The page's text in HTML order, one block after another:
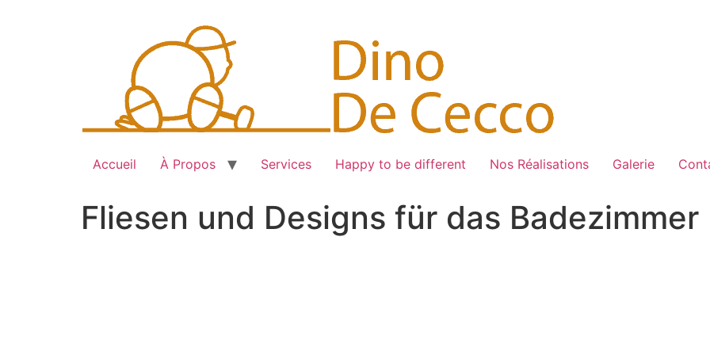
Accueil À Propos Services Happy to be different Nos Réalisations Galerie
Fliesen und Designs für das Badezimmer